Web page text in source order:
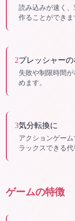
読み込みが速く
作ることができま
2プレッシャー
失敗や制限時間
めます。
3気分転換に
アクションゲー
ラックスできる代
ゲームの特徴